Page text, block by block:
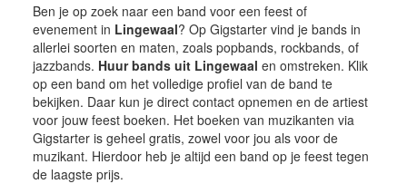
Ben je op zoek naar een band voor een feest of
evenement in Lingewaal? Op Gigstarter vind je bands in
allerlei soorten en maten, zoals popbands, rockbands, of
jazzbands. Huur bands uit Lingewaal en omstreken. Klik
op een band om het volledige profiel van de band te
bekijken. Daar kun je direct contact opnemen en de artiest
voor jouw feest boeken. Het boeken van muzikanten via
Gigstarter is geheel gratis, zowel voor jou als voor de
muzikant. Hierdoor heb je altijd een band op je feest tegen
de laagste prijs.